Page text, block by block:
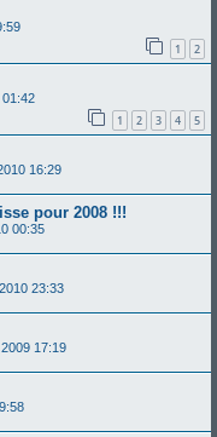
1 2
01:42
1 2 3 4 5
16:29
pour 2008 !!!
00:35
23:33
17:19